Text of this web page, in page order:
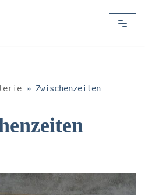
» Zwischenzeiten